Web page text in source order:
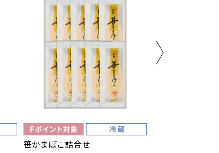
笹かまぼこ詰合せ